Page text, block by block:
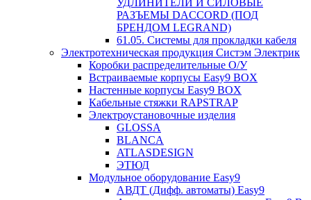
РАЗЪЕМЫ DACCORD (ПОД
БРЕНДОМ LEGRAND)
61.05. Системы для прокладки кабеля
Электротехническая продукция Систэм Электрик
Коробки распределительные О/У
Встраиваемые корпусы Easy9 BOX
Настенные корпусы Easy9 BOX
Кабельные стяжки RAPSTRAP
Электроустановочные изделия
GLOSSA
BLANCA
ATLASDESIGN
ЭТЮД
Модульное оборудование Easy9
АВДТ (Дифф. автоматы) Easy9